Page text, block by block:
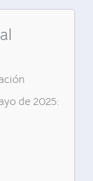
de 2025: